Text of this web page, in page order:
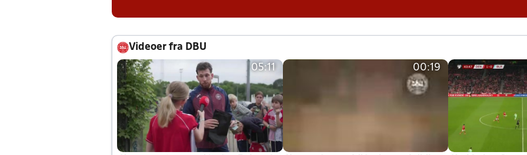
Videoer fra DBU
05:11 00:19